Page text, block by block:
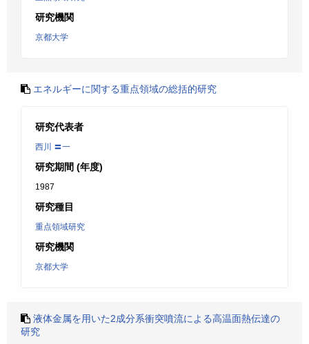
研究機関
京都大学
エネルギーに関する重点領域の総括的研究
研究代表者
西川 〓一
研究期間 (年度)
1987
研究種目
重点領域研究
研究機関
京都大学
液体金属を用いた2成分系衝突噴流による高温面熱伝達の
研究